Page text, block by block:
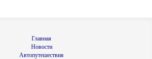
Главная
Новости
Автопутешествия